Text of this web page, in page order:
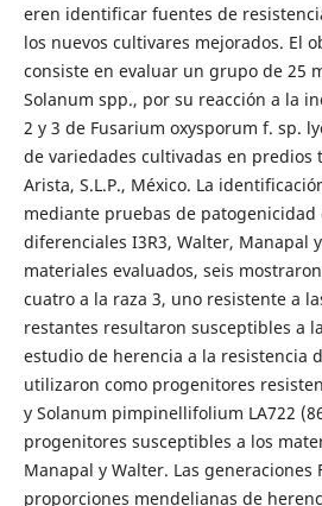
eren identificar fuentes de
los nuevos cultivares mejorados. El
consiste en evaluar un grupo de 25
Solanum spp., por su reacción a la
2 y 3 de Fusarium oxysporum f. sp.
de variedades cultivadas en predios
Arista, S.L.P., México. La
mediante pruebas de patogenicidad
diferenciales I3R3, Walter, Manapal
materiales evaluados, seis
cuatro a la raza 3, uno resistente a
restantes resultaron susceptibles a
estudio de herencia a la resistencia
utilizaron como progenitores
y Solanum pimpinellifolium LA722
progenitores susceptibles a los
Manapal y Walter. Las generaciones
proporciones mendelianas de